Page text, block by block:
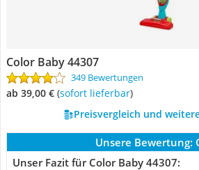
Color Baby 44307
349 Bewertungen
ab 39,00 € ( Sofort lieferbar)
Preisvergleich und
Unsere Bewertung:
Unser Fazit für Color Baby 44307: